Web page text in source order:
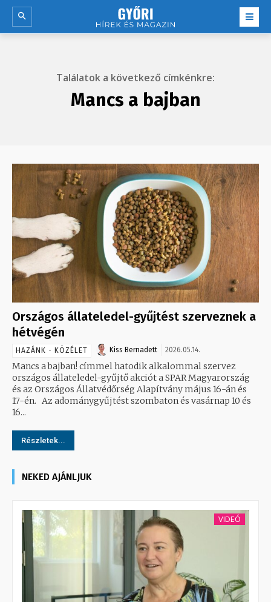
Találatok a következő címkénkre:
Mancs a bajban
Országos állateledel-gyűjtést szerveznek a
hétvégén
HAZÁNK - KÖZÉLET Kiss Bernadett 2026.05.14.
Mancs a bajban! címmel hatodik alkalommal szervez
országos állateledel-gyűjtő akciót a SPAR Magyarország
és az Országos Állatvédőrség Alapítvány május 16-án és
17-én. Az adománygyűjtést szombaton és vasárnap 10 és
16...
Részletek...
NEKED AJÁNLJUK
VIDEÓ